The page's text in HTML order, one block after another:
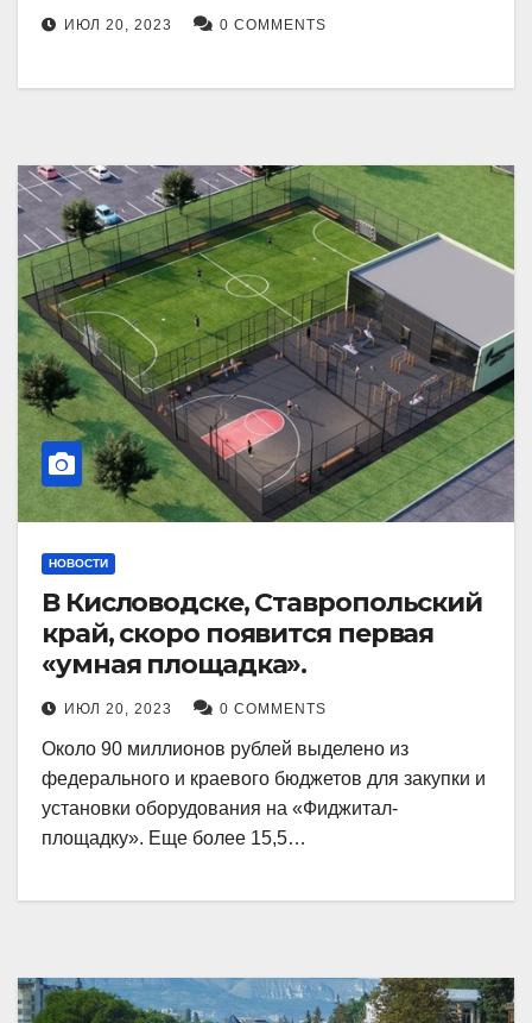
ИЮЛ 20, 2023 0 COMMENTS
НОВОСТИ
В Кисловодске, Ставропольский
край, скоро появится первая
«умная площадка».
ИЮЛ 20, 2023 0 COMMENTS
Около 90 миллионов рублей выделено из
федерального и краевого бюджетов для закупки и
установки оборудования на «Фиджитал-
площадку». Еще более 15,5…